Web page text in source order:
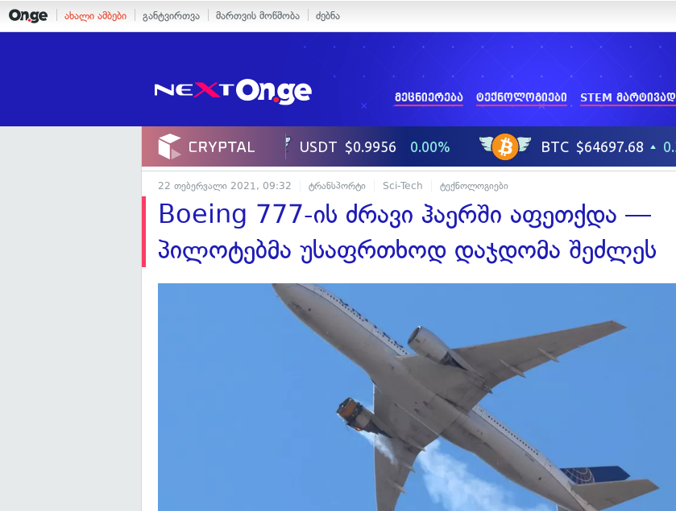
ახალი ამბები განტვირთვა მართვის მოწმობა ძებნა
მეცნიერება ტექნოლოგიები STEM მარტივად
22 თებერვალი 2021, 09:32 ტრანსპორტი Sci-Tech ტექნოლოგიები
Boeing 777-ის ძრავი ჰაერში აფეთქდა —
პილოტებმა უსაფრთხოდ დაჯდომა შეძლეს